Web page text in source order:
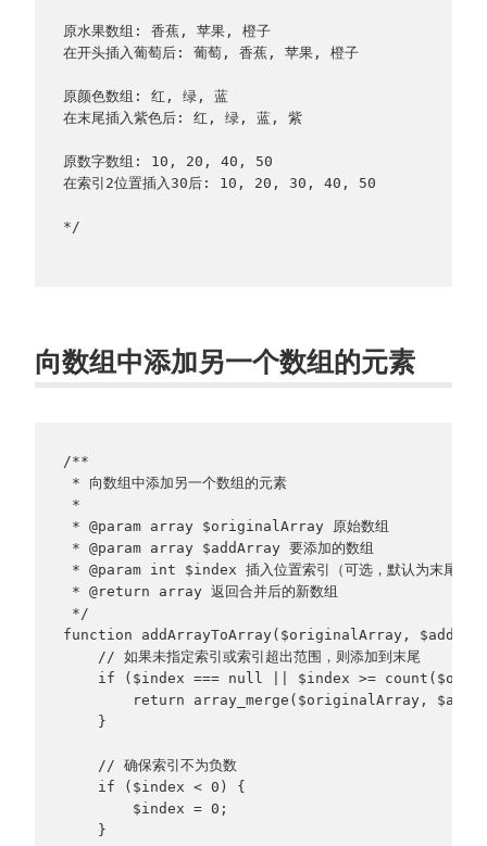
原水果数组: 香蕉, 苹果, 橙子
在开头插入葡萄后: 葡萄, 香蕉, 苹果, 橙子
原颜色数组: 红, 绿, 蓝
在末尾插入紫色后: 红, 绿, 蓝, 紫
原数字数组: 10, 20, 40, 50
在索引2位置插入30后: 10, 20, 30, 40, 50
*/
向数组中添加另一个数组的元素
/**
* 向数组中添加另一个数组的元素
*
* @param array $originalArray 原始数组
* @param array $addArray 要添加的数组
* @param int $index 插入位置索引（可选，默认为末尾）
* @return array 返回合并后的新数组
*/
function addArrayToArray($originalArray,
// 如果未指定索引或索引超出范围，则添加到末尾
if ($index === null || $index >=
return array_merge($originalArray,
}
// 确保索引不为负数
if ($index < 0) {
$index = 0;
}